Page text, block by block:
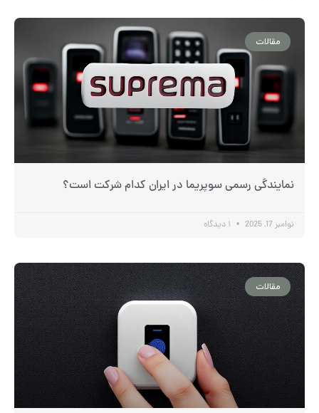
مقالات
نمایندگی رسمی سوپریما در ایران کدام شرکت است؟
نوامبر 17, 2025
مقالات